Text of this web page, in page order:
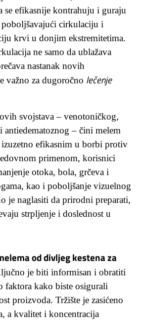
se efikasnije kontrahuju i guraju
cirkulaciju i
krvi u donjim ekstremitetima.
ne samo da ublažava
nastanak novih
važno za dugoročno lečenje
svojstava – venotoničkog,
– čini melem
efikasnim u borbi protiv
primenom, korisnici
otoka, bola, grčeva i
kao i poboljšanje vizuelnog
je naglasiti da prirodni preparati,
strpljenje i doslednost u
od divljeg kestena za
je biti informisan i obratiti
faktora kako biste osigurali
proizvoda. Tržište je zasićeno
a kvalitet i koncentracija